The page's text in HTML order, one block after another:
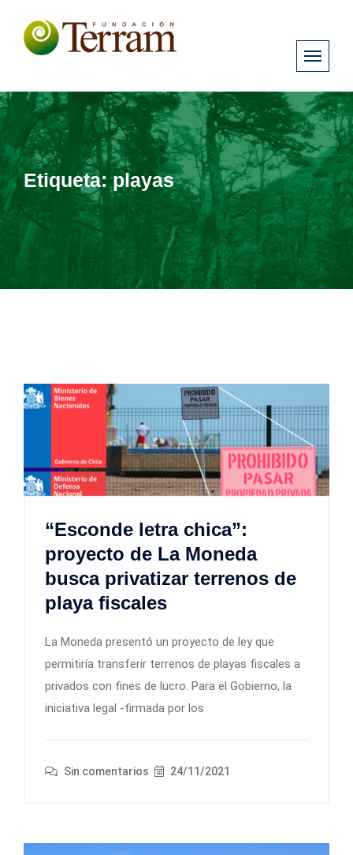
Etiqueta:playas
“Esconde letra chica”:
proyecto de La Moneda
busca privatizar terrenos de
playa fiscales
La Moneda presentó un proyecto de ley que
permitiría transferir terrenos de playas fiscales a
privados con fines de lucro. Para el Gobierno, la
iniciativa legal -firmada por los
Sin comentarios 24/11/2021